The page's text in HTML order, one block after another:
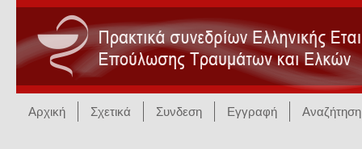
Αρχική Σχετικά Συνδεση Εγγραφή Αναζήτηση